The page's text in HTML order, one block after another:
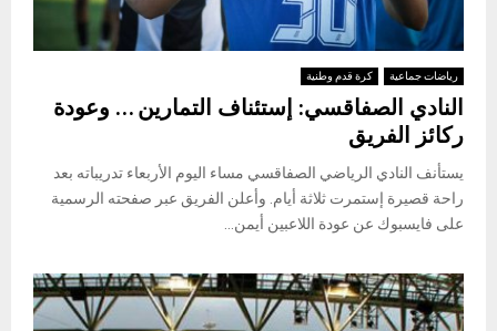
رياضات جماعية كرة قدم وطنية
النادي الصفاقسي: إستئناف التمارين … وعودة
ركائز الفريق
يستأنف النادي الرياضي الصفاقسي مساء اليوم الأربعاء تدريباته بعد
راحة قصيرة إستمرت ثلاثة أيام. وأعلن الفريق عبر صفحته الرسمية
على فايسبوك عن عودة اللاعبين أيمن...